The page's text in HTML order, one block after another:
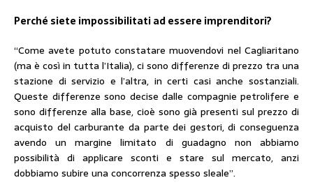
Perché siete impossibilitati ad essere imprenditori?
“Come avete potuto constatare muovendovi nel Cagliaritano
(ma è così in tutta l’Italia), ci sono differenze di prezzo tra una
stazione di servizio e l’altra, in certi casi anche sostanziali.
Queste differenze sono decise dalle compagnie petrolifere e
sono differenze alla base, cioè sono già presenti sul prezzo di
acquisto del carburante da parte dei gestori, di conseguenza
avendo un margine limitato di guadagno non abbiamo
possibilità di applicare sconti e stare sul mercato, anzi
dobbiamo subire una concorrenza spesso sleale”.